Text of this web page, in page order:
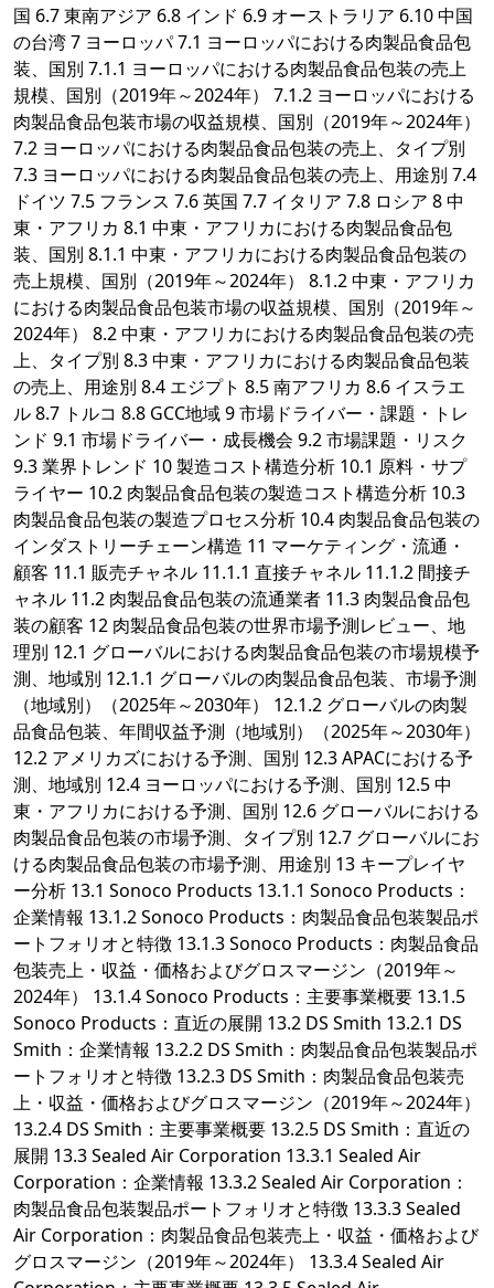
国 6.7 東南アジア 6.8 インド 6.9 オーストラリア 6.10 中国
の台湾 7 ヨーロッパ 7.1 ヨーロッパにおける肉製品食品包
装、国別 7.1.1 ヨーロッパにおける肉製品食品包装の売上
規模、国別（2019年～2024年） 7.1.2 ヨーロッパにおける
肉製品食品包装市場の収益規模、国別（2019年～2024年）
7.2 ヨーロッパにおける肉製品食品包装の売上、タイプ別
7.3 ヨーロッパにおける肉製品食品包装の売上、用途別 7.4
ドイツ 7.5 フランス 7.6 英国 7.7 イタリア 7.8 ロシア 8 中
東・アフリカ 8.1 中東・アフリカにおける肉製品食品包
装、国別 8.1.1 中東・アフリカにおける肉製品食品包装の
売上規模、国別（2019年～2024年） 8.1.2 中東・アフリカ
における肉製品食品包装市場の収益規模、国別（2019年～
2024年） 8.2 中東・アフリカにおける肉製品食品包装の売
上、タイプ別 8.3 中東・アフリカにおける肉製品食品包装
の売上、用途別 8.4 エジプト 8.5 南アフリカ 8.6 イスラエ
ル 8.7 トルコ 8.8 GCC地域 9 市場ドライバー・課題・トレ
ンド 9.1 市場ドライバー・成長機会 9.2 市場課題・リスク
9.3 業界トレンド 10 製造コスト構造分析 10.1 原料・サプ
ライヤー 10.2 肉製品食品包装の製造コスト構造分析 10.3
肉製品食品包装の製造プロセス分析 10.4 肉製品食品包装の
インダストリーチェーン構造 11 マーケティング・流通・
顧客 11.1 販売チャネル 11.1.1 直接チャネル 11.1.2 間接チ
ャネル 11.2 肉製品食品包装の流通業者 11.3 肉製品食品包
装の顧客 12 肉製品食品包装の世界市場予測レビュー、地
理別 12.1 グローバルにおける肉製品食品包装の市場規模予
測、地域別 12.1.1 グローバルの肉製品食品包装、市場予測
（地域別）（2025年～2030年） 12.1.2 グローバルの肉製
品食品包装、年間収益予測（地域別）（2025年～2030年）
12.2 アメリカズにおける予測、国別 12.3 APACにおける予
測、地域別 12.4 ヨーロッパにおける予測、国別 12.5 中
東・アフリカにおける予測、国別 12.6 グローバルにおける
肉製品食品包装の市場予測、タイプ別 12.7 グローバルにお
ける肉製品食品包装の市場予測、用途別 13 キープレイヤ
ー分析 13.1 Sonoco Products 13.1.1 Sonoco Products：
企業情報 13.1.2 Sonoco Products：肉製品食品包装製品ポ
ートフォリオと特徴 13.1.3 Sonoco Products：肉製品食品
包装売上・収益・価格およびグロスマージン（2019年～
2024年） 13.1.4 Sonoco Products：主要事業概要 13.1.5
Sonoco Products：直近の展開 13.2 DS Smith 13.2.1 DS
Smith：企業情報 13.2.2 DS Smith：肉製品食品包装製品ポ
ートフォリオと特徴 13.2.3 DS Smith：肉製品食品包装売
上・収益・価格およびグロスマージン（2019年～2024年）
13.2.4 DS Smith：主要事業概要 13.2.5 DS Smith：直近の
展開 13.3 Sealed Air Corporation 13.3.1 Sealed Air
Corporation：企業情報 13.3.2 Sealed Air Corporation：
肉製品食品包装製品ポートフォリオと特徴 13.3.3 Sealed
Air Corporation：肉製品食品包装売上・収益・価格および
グロスマージン（2019年～2024年） 13.3.4 Sealed Air